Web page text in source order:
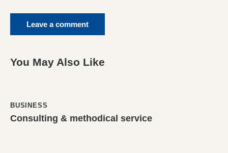
You May Also Like
BUSINESS
Consulting & methodical service